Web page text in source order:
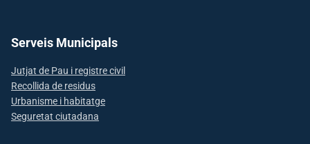
Serveis Municipals
Jutjat de Pau i registre civil
Recollida de residus
Urbanisme i habitatge
Seguretat ciutadana